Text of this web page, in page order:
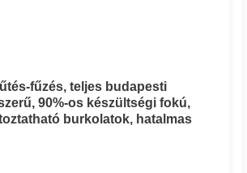
fűzés, teljes budapesti
90%-os készültségi fokú,
burkolatok, hatalmas